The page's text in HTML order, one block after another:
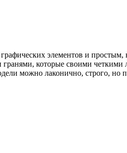
элементов и
которые своими четкими
можно лаконично, строго, но